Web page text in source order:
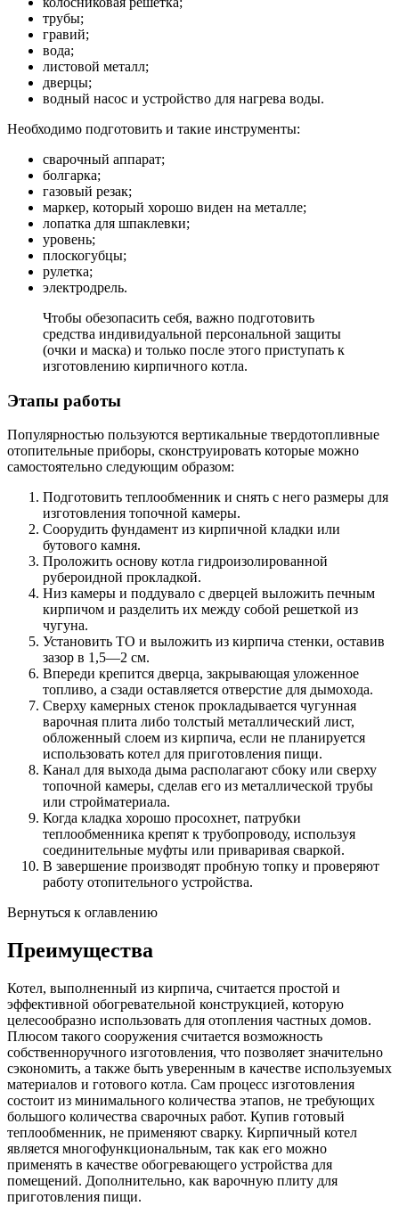
трубы;
гравий;
вода;
листовой металл;
дверцы;
водный насос и устройство для нагрева воды.
Необходимо подготовить и такие инструменты:
сварочный аппарат;
болгарка;
газовый резак;
маркер, который хорошо виден на металле;
лопатка для шпаклевки;
уровень;
плоскогубцы;
рулетка;
электродрель.
Чтобы обезопасить себя, важно подготовить
средства индивидуальной персональной защиты
(очки и маска) и только после этого приступать к
изготовлению кирпичного котла.
Этапы работы
Популярностью пользуются вертикальные твердотопливные
отопительные приборы, сконструировать которые можно
самостоятельно следующим образом:
Подготовить теплообменник и снять с него размеры для
изготовления топочной камеры.
Соорудить фундамент из кирпичной кладки или
бутового камня.
Проложить основу котла гидроизолированной
рубероидной прокладкой.
Низ камеры и поддувало с дверцей выложить печным
кирпичом и разделить их между собой решеткой из
чугуна.
Установить ТО и выложить из кирпича стенки, оставив
зазор в 1,5—2 см.
Впереди крепится дверца, закрывающая уложенное
топливо, а сзади оставляется отверстие для дымохода.
Сверху камерных стенок прокладывается чугунная
варочная плита либо толстый металлический лист,
обложенный слоем из кирпича, если не планируется
использовать котел для приготовления пищи.
Канал для выхода дыма располагают сбоку или сверху
топочной камеры, сделав его из металлической трубы
или стройматериала.
Когда кладка хорошо просохнет, патрубки
теплообменника крепят к трубопроводу, используя
соединительные муфты или приваривая сваркой.
В завершение производят пробную топку и проверяют
работу отопительного устройства.
Вернуться к оглавлению
Преимущества
Котел, выполненный из кирпича, считается простой и
эффективной обогревательной конструкцией, которую
целесообразно использовать для отопления частных домов.
Плюсом такого сооружения считается возможность
собственноручного изготовления, что позволяет значительно
сэкономить, а также быть уверенным в качестве используемых
материалов и готового котла. Сам процесс изготовления
состоит из минимального количества этапов, не требующих
большого количества сварочных работ. Купив готовый
теплообменник, не применяют сварку. Кирпичный котел
является многофункциональным, так как его можно
применять в качестве обогревающего устройства для
помещений. Дополнительно, как варочную плиту для
приготовления пищи.